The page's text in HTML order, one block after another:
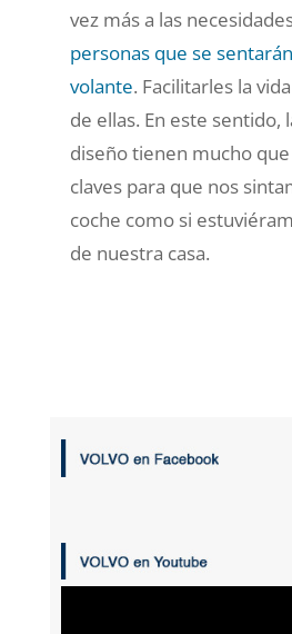
vez más a las
personas que se
volante. Facilitarles la
de ellas. En este sentido,
diseño tienen mucho que
claves para que nos
coche como si
de nuestra casa.